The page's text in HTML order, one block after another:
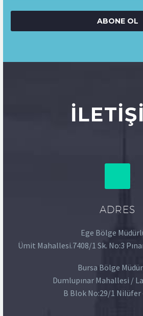
ABONE OL
ADRES
Ege Bölge
Ümit Mahallesi.7408/1 Sk. No:3
Bursa Bölge
Dumlupınar Mahallesi /
B Blok No:29/1 Nilüfer